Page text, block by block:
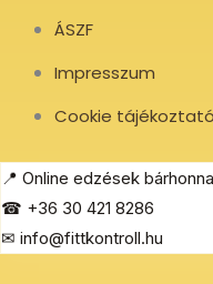
ÁSZF
Impresszum
Cookie tájékoztató
📍 Online edzések
☎ +36 30 421 8286
✉ info@fittkontroll.hu